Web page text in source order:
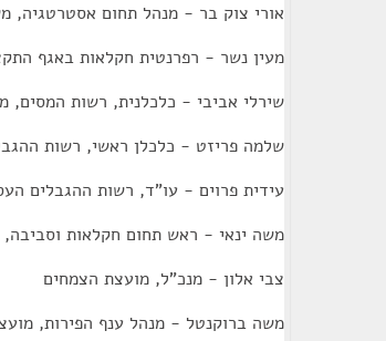
אורי צוק בר - מנהל תחום אסטרטגיה,
מעין נשר - רפרנטית חקלאות באגף
שירלי אביבי - כלכלנית, רשות המסים,
שלמה פריזט - כלכלן ראשי, רשות
עידית פרוים - עו"ד, רשות ההגבלים
משה ינאי - ראש תחום חקלאות
צבי אלון - מנכ"ל, מועצת הצמחים
משה ברוקנטל - מנהל ענף הפירות,